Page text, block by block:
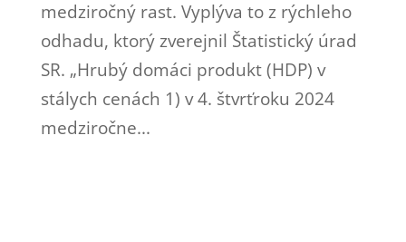
medziročný rast. Vyplýva to z rýchleho
odhadu, ktorý zverejnil Štatistický úrad
SR. „Hrubý domáci produkt (HDP) v
stálych cenách 1) v 4. štvrťroku 2024
medziročne...